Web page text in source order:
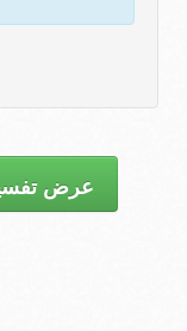
عرض